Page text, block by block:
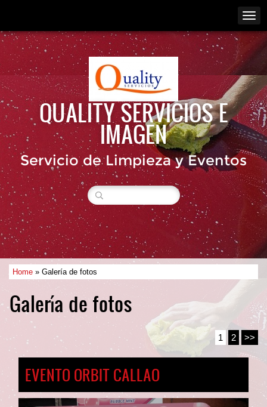
QUALITY SERVICIOS E
IMAGEN
Servicio de Limpieza y Eventos
Home » Galería de fotos
Galería de fotos
1 2 >>
EVENTO ORBIT CALLAO